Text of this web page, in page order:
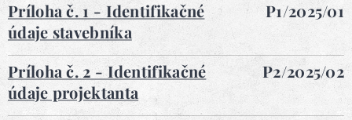
Príloha č. 1 - Identifikačné
údaje stavebníka
P1/2025/01
Príloha č. 2 - Identifikačné
údaje projektanta
P2/2025/02